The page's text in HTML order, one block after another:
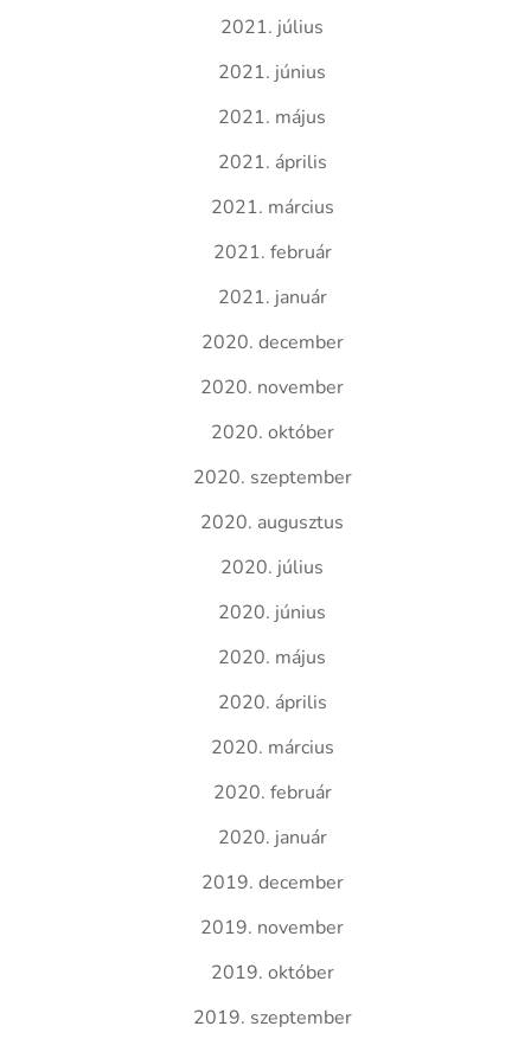
2021. július
2021. június
2021. május
2021. április
2021. március
2021. február
2021. január
2020. december
2020. november
2020. október
2020. szeptember
2020. augusztus
2020. július
2020. június
2020. május
2020. április
2020. március
2020. február
2020. január
2019. december
2019. november
2019. október
2019. szeptember